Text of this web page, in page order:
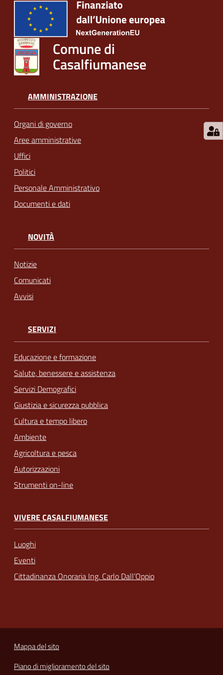
Comune di
Casalfiumanese
AMMINISTRAZIONE
Organi di governo
Aree amministrative
Uffici
Politici
Personale Amministrativo
Documenti e dati
NOVITÀ
Notizie
Comunicati
Avvisi
SERVIZI
Educazione e formazione
Salute, benessere e assistenza
Servizi Demografici
Giustizia e sicurezza pubblica
Cultura e tempo libero
Ambiente
Agricoltura e pesca
Autorizzazioni
Strumenti on-line
VIVERE CASALFIUMANESE
Luoghi
Eventi
Cittadinanza Onoraria Ing. Carlo Dall’Oppio
Mappa del sito
Piano di miglioramento del sito